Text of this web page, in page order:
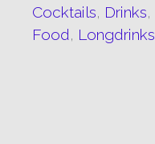
Cocktails, Drinks,
Food, Longdrinks